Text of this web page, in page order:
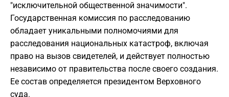
"исключительной общественной значимости".
Государственная комиссия по расследованию
обладает уникальными полномочиями для
расследования национальных катастроф, включая
право на вызов свидетелей, и действует полностью
независимо от правительства после своего создания.
Ее состав определяется президентом Верховного
суда.